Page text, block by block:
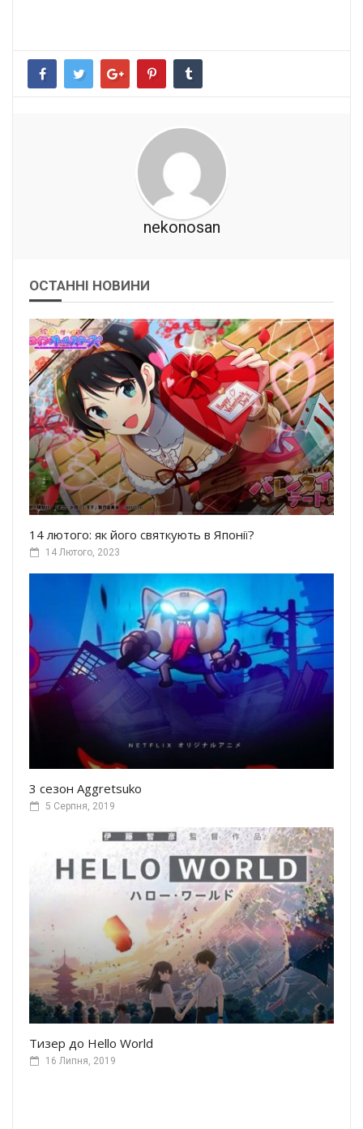
nekonosan
ОСТАННІ НОВИНИ
14 лютого: як його святкують в Японії?
14 Лютого, 2023
3 сезон Aggretsuko
5 Серпня, 2019
Тизер до Hello World
16 Липня, 2019